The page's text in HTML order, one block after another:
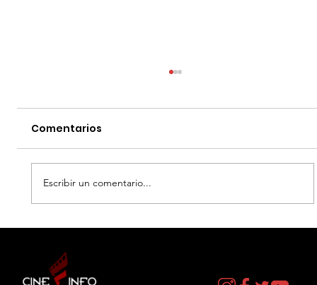
TEMPORADA 14
Comentarios
Escribir un comentario...